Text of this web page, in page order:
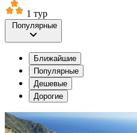
1 тур
Популярные
Ближайшие
Популярные
Дешевые
Дорогие